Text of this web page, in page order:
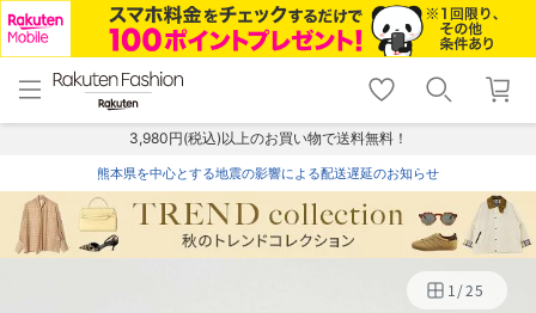
menu home
トップ
shopping_cart lock_outline
ログイン
3,980円(税込)以上のお買い物で送料無料！
熊本県を中心とする地震の影響による配送遅延のお知らせ
1/25